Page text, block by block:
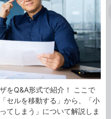
をQ&A形式で紹介！ ここで
セルを移動する」から、「小
てしまう」について解説しま